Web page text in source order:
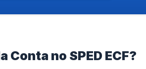
Conta no SPED ECF?